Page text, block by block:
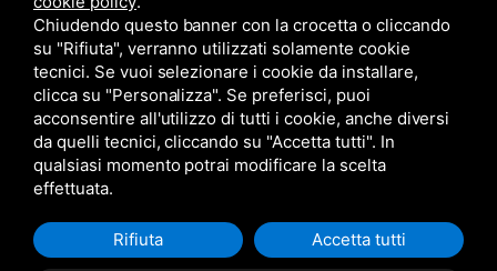
Tutto il materiale contenuto in questo sito, incluse fotografie,
immagini, illustrazioni e testi, è stato prodotto e curato dalla
PHYTO SERVICE SRL e, pertanto, di Sua esclusiva proprietà e
protetto da copyright
Descrizione dell'intervento finanziato|Cookie Policy
Chiudendo questo banner con la crocetta o cliccando
su "Rifiuta", verranno utilizzati solamente cookie
tecnici. Se vuoi selezionare i cookie da installare,
clicca su "Personalizza". Se preferisci, puoi
acconsentire all'utilizzo di tutti i cookie, anche diversi
da quelli tecnici, cliccando su "Accetta tutti". In
qualsiasi momento potrai modificare la scelta
effettuata.
Rifiuta Accetta tutti